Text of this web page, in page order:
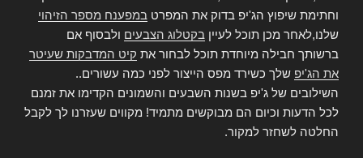
וחתימת שיפוץ הג'יפ בדוק את המפרט במפענח מספר הזיהוי
שלנו,לאחר מכן תוכל לעיין בקטלוג הצבעים ולבסוף אם
ברשותך חבילה מיוחדת תוכל לבחור את קיט המדבקות שעיטר
את הג'יפ שלך כשירד מפס הייצור לפני כמה עשורים..
השילובים של ג'יפ בשנות השבעים והשמונים הקדימו את זמנם
לכל הדעות וכיום הם מבוקשים מתמיד! מקווים שעזרנו לך לקבל
החלטה לשחזר למקור.